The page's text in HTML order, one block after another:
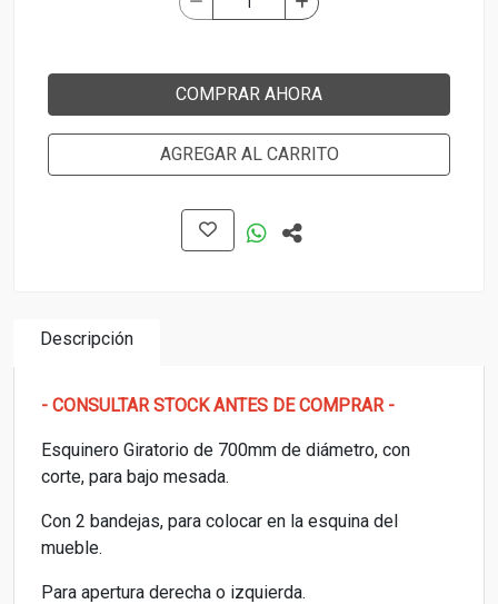
COMPRAR AHORA
AGREGAR AL CARRITO
Descripción
- CONSULTAR STOCK ANTES DE COMPRAR -
Esquinero Giratorio de 700mm de diámetro, con
corte, para bajo mesada.
Con 2 bandejas, para colocar en la esquina del
mueble.
Para apertura derecha o izquierda.